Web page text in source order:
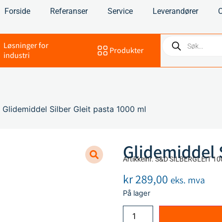
Forside Referanser Service Leverandører
Løsninger for
industri
Produkter
Silber Gleit pasta 1000 ml
Glidemiddel
Artikkelnr. S&D SILBERGLEIT
kr289,00 eks. mva
På lager